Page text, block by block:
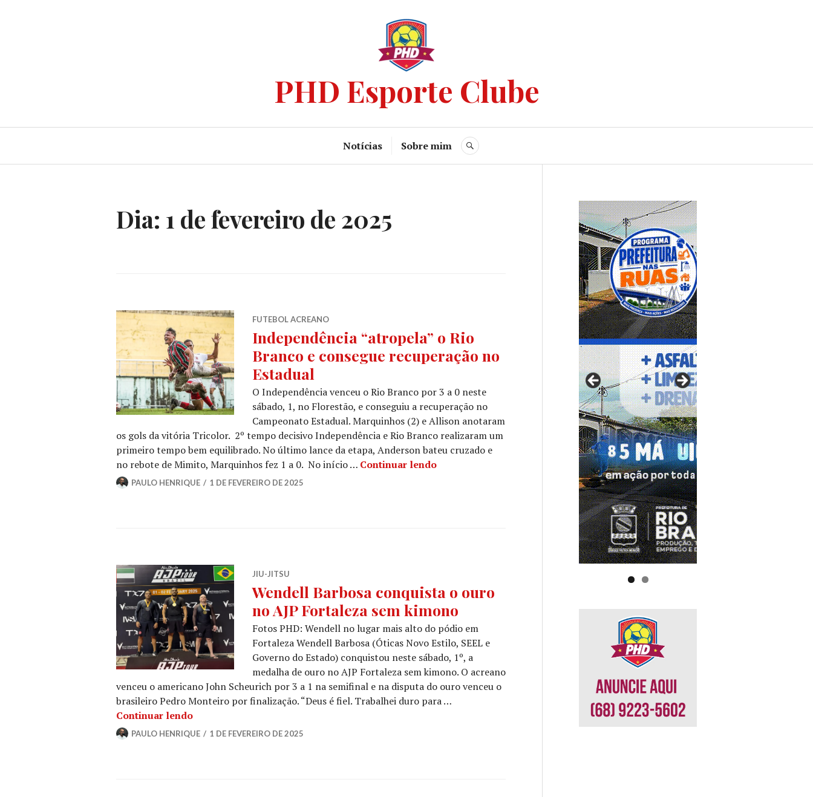
PHD Esporte Clube
Notícias Sobre mim
Dia: 1 de fevereiro de 2025
FUTEBOL ACREANO
Independência “atropela” o Rio
Branco e consegue recuperação no
Estadual
O Independência venceu o Rio Branco por 3 a 0 neste
sábado, 1, no Florestão, e conseguiu a recuperação no
Campeonato Estadual. Marquinhos (2) e Allison anotaram
os gols da vitória Tricolor. 2º tempo decisivo Independência e Rio Branco realizaram um
primeiro tempo bem equilibrado. No último lance da etapa, Anderson bateu cruzado e
no rebote de Mimito, Marquinhos fez 1 a 0. No início … Continuar lendo
PAULO HENRIQUE 1 DE FEVEREIRO DE 2025
JIU-JITSU
Wendell Barbosa conquista o ouro
no AJP Fortaleza sem kimono
Fotos PHD: Wendell no lugar mais alto do pódio em
Fortaleza Wendell Barbosa (Óticas Novo Estilo, SEEL e
Governo do Estado) conquistou neste sábado, 1º, a
medalha de ouro no AJP Fortaleza sem kimono. O acreano
venceu o americano John Scheurich por 3 a 1 na semifinal e na disputa do ouro venceu o
brasileiro Pedro Monteiro por finalização. “Deus é fiel. Trabalhei duro para …
Continuar lendo
PAULO HENRIQUE 1 DE FEVEREIRO DE 2025